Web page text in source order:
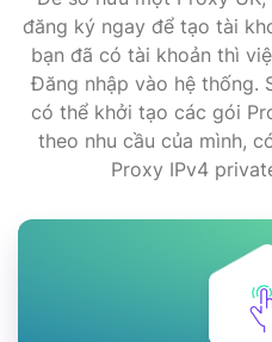
đăng ký ngay để tạo tài
bạn đã có tài khoản thì
Đăng nhập vào hệ thống.
có thể khởi tạo các gói
theo nhu cầu của mình,
Proxy IPv4